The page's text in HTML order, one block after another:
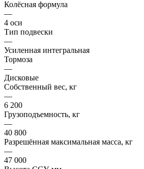
Колёсная формула
—
4 оси
Тип подвески
—
Усиленная интегральная
Тормоза
—
Дисковые
Собственный вес, кг
—
6 200
Грузоподъемность, кг
—
40 800
Разрешённая максимальная масса, кг
—
47 000